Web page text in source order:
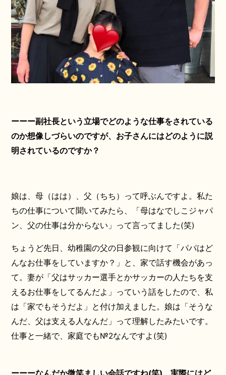
ーーー副社長という立場でどのような仕事をされている
のか想像しづらいのですが、お子さんにはどのように説
明されているのですか？
娘は、母（はは）、父（ちち）って呼ぶんですよ。私た
ちの仕事について聞いてみたら、「母はなでしこジャパ
ン、父の仕事は分からない」って言ってました(笑)
ちょうど先日、幼稚園の父の日参観に向けて「パパはど
んなお仕事をしていますか？」と、家で話す機会があっ
て。妻が「父はサッカー選手とかサッカーの人たちを支
えるお仕事をしてるんだよ」っていう話をしたので、私
は「家でもそうだよ」と付け加えました。娘は「そうな
んだ、父は支える人なんだ」って理解したみたいです。
仕事と一緒で、家庭でも№2なんですよ(笑)